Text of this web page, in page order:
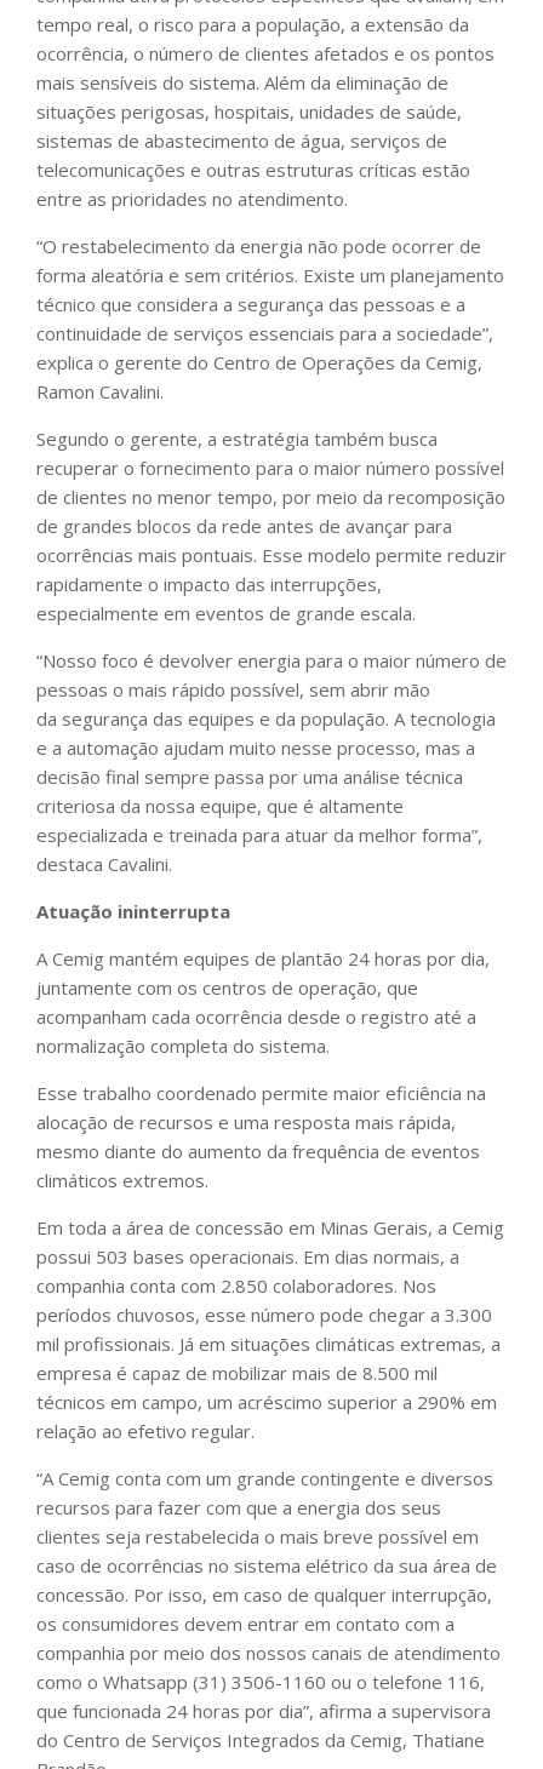
tempo real, o risco para a população, a extensão da
ocorrência, o número de clientes afetados e os pontos
mais sensíveis do sistema. Além da eliminação de
situações perigosas, hospitais, unidades de saúde,
sistemas de abastecimento de água, serviços de
telecomunicações e outras estruturas críticas estão
entre as prioridades no atendimento.
“O restabelecimento da energia não pode ocorrer de
forma aleatória e sem critérios. Existe um planejamento
técnico que considera a segurança das pessoas e a
continuidade de serviços essenciais para a sociedade”,
explica o gerente do Centro de Operações da Cemig,
Ramon Cavalini.
Segundo o gerente, a estratégia também busca
recuperar o fornecimento para o maior número possível
de clientes no menor tempo, por meio da recomposição
de grandes blocos da rede antes de avançar para
ocorrências mais pontuais. Esse modelo permite reduzir
rapidamente o impacto das interrupções,
especialmente em eventos de grande escala.
“Nosso foco é devolver energia para o maior número de
pessoas o mais rápido possível, sem abrir mão
da segurança das equipes e da população. A tecnologia
e a automação ajudam muito nesse processo, mas a
decisão final sempre passa por uma análise técnica
criteriosa da nossa equipe, que é altamente
especializada e treinada para atuar da melhor forma”,
destaca Cavalini.
Atuação ininterrupta
A Cemig mantém equipes de plantão 24 horas por dia,
juntamente com os centros de operação, que
acompanham cada ocorrência desde o registro até a
normalização completa do sistema.
Esse trabalho coordenado permite maior eficiência na
alocação de recursos e uma resposta mais rápida,
mesmo diante do aumento da frequência de eventos
climáticos extremos.
Em toda a área de concessão em Minas Gerais, a Cemig
possui 503 bases operacionais. Em dias normais, a
companhia conta com 2.850 colaboradores. Nos
períodos chuvosos, esse número pode chegar a 3.300
mil profissionais. Já em situações climáticas extremas, a
empresa é capaz de mobilizar mais de 8.500 mil
técnicos em campo, um acréscimo superior a 290% em
relação ao efetivo regular.
“A Cemig conta com um grande contingente e diversos
recursos para fazer com que a energia dos seus
clientes seja restabelecida o mais breve possível em
caso de ocorrências no sistema elétrico da sua área de
concessão. Por isso, em caso de qualquer interrupção,
os consumidores devem entrar em contato com a
companhia por meio dos nossos canais de atendimento
como o Whatsapp (31) 3506-1160 ou o telefone 116,
que funcionada 24 horas por dia”, afirma a supervisora
do Centro de Serviços Integrados da Cemig, Thatiane